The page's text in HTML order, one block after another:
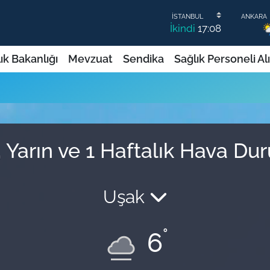
İkindi 17:08
Bakanlığı Mevzuat Sendika Sağlık Personeli
ve 1 Haftalık Hava
Uşak
6°